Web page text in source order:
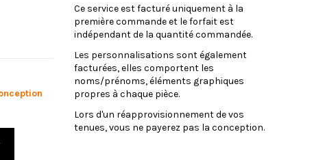
Ce service est facturé uniquement à la
première commande et le forfait est
indépendant de la quantité commandée.
Les personnalisations sont également
facturées, elles comportent les
noms/prénoms, éléments graphiques
propres à chaque pièce.
Lors d'un réapprovisionnement de vos
tenues, vous ne payerez pas la conception.